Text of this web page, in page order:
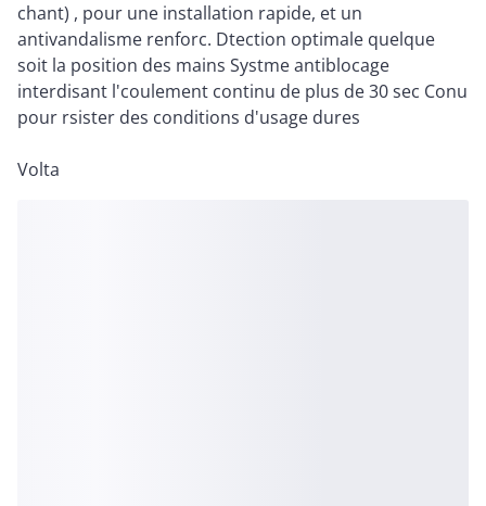
chant) , pour une installation rapide, et un
antivandalisme renforc. Dtection optimale quelque
soit la position des mains Systme antiblocage
interdisant l'coulement continu de plus de 30 sec Conu
pour rsister des conditions d'usage dures
Volta